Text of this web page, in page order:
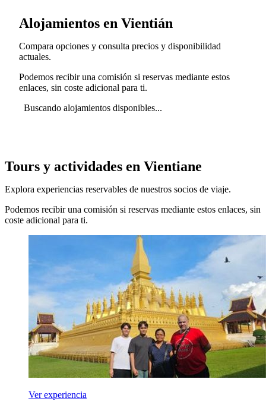
Alojamientos en Vientián
Compara opciones y consulta precios y disponibilidad
actuales.
Podemos recibir una comisión si reservas mediante estos
enlaces, sin coste adicional para ti.
Buscando alojamientos disponibles...
Tours y actividades en Vientiane
Explora experiencias reservables de nuestros socios de viaje.
Podemos recibir una comisión si reservas mediante estos enlaces, sin
coste adicional para ti.
Ver experiencia